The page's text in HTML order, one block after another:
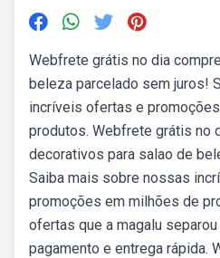
Webfrete grátis no dia
beleza parcelado sem juros!
incríveis ofertas e
produtos. Webfrete grátis no
decorativos para salao de
Saiba mais sobre nossas
promoções em milhões de
ofertas que a magalu
pagamento e entrega rápida.